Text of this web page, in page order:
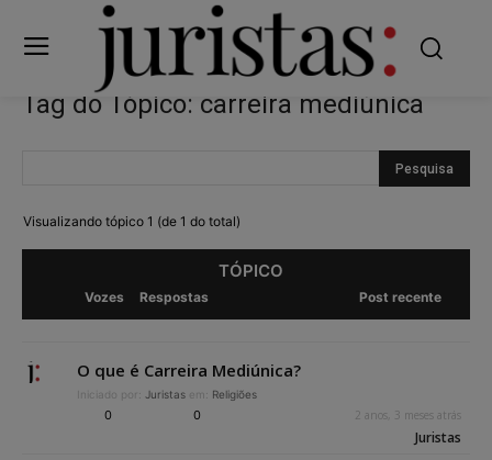
Tag do Tópico: carreira mediúnica
Visualizando tópico 1 (de 1 do total)
TÓPICO
Vozes Respostas Post recente
O que é Carreira Mediúnica?
Iniciado por: Juristas em: Religiões
0 0 2 anos, 3 meses atrás
Juristas